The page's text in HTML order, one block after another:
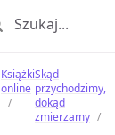
Książki
online
Skąd
przychodzimy,
dokąd
zmierzamy